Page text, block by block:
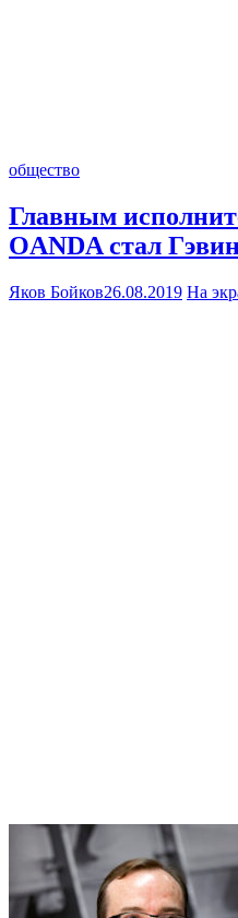
общество
Главным
OANDA стал
Яков Бойков26.08.2019 На